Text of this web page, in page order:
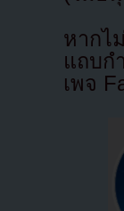
หากไ
แถบก
เพจ